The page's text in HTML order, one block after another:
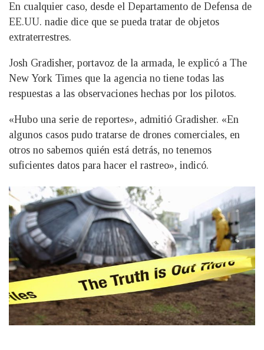
En cualquier caso, desde el Departamento de Defensa de
EE.UU. nadie dice que se pueda tratar de objetos
extraterrestres.
Josh Gradisher, portavoz de la armada, le explicó a The
New York Times que la agencia no tiene todas las
respuestas a las observaciones hechas por los pilotos.
«Hubo una serie de reportes», admitió Gradisher. «En
algunos casos pudo tratarse de drones comerciales, en
otros no sabemos quién está detrás, no tenemos
suficientes datos para hacer el rastreo», indicó.